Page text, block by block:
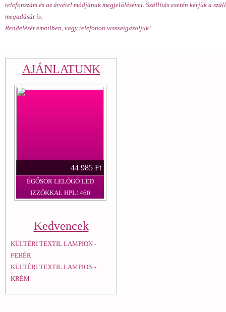
telefonszám és az átvétel módjának megjelölésével. Szállítás esetén kérjük a
megadását is.
Rendelését emailben, vagy telefonon visszaigazoljuk!
AJÁNLATUNK
44 985 Ft
ÉGŐSOR LELÓGÓ LED
IZZÓKKAL HPL1460
Kedvencek
KÜLTÉRI TEXTIL LAMPION -
FEHÉR
KÜLTÉRI TEXTIL LAMPION -
KRÉM